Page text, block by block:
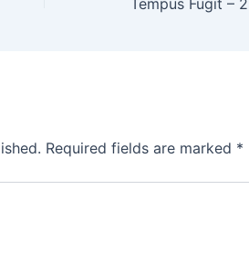
Required fields are marked *